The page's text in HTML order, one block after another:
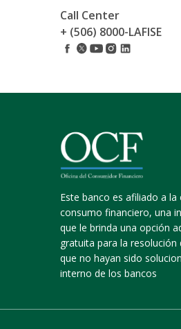
Call Center
+ (506) 8000-LAFISE
Este banco es afiliado a la
consumo financiero, una
que le brinda una opción
gratuita para la resolución
que no hayan sido
interno de los bancos